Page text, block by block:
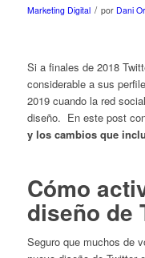
Marketing Digital / por Dani
Si a finales de 2018
considerable a sus
2019 cuando la red
diseño. En este post
y los cambios que
Cómo
diseño de
Seguro que muchos de